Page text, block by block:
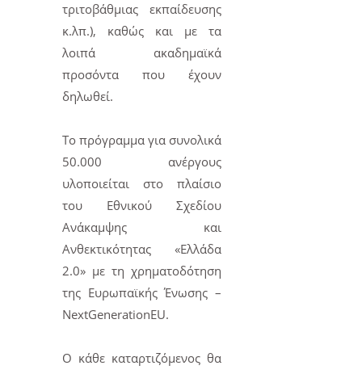
τριτοβάθμιας εκπαίδευσης
κ.λπ.), καθώς και με τα
λοιπά ακαδημαϊκά
προσόντα που έχουν
δηλωθεί.
Το πρόγραμμα για συνολικά
50.000 ανέργους
υλοποιείται στο πλαίσιο
του Εθνικού Σχεδίου
Ανάκαμψης και
Ανθεκτικότητας «Ελλάδα
2.0» με τη χρηματοδότηση
της Ευρωπαϊκής Ένωσης –
NextGenerationEU.
Ο κάθε καταρτιζόμενος θα